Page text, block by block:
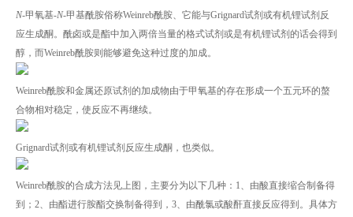
N-甲氧基-N-甲基酰胺俗称Weinreb酰胺、它能与Grignard试剂或有机锂试剂反
应生成酮。酰卤或是酯中加入两倍当量的格式试剂或是有机锂试剂的话会得到
醇，而Weinreb酰胺则能够避免这种过度的加成。
Weinreb酰胺和金属还原试剂的加成物由于甲氧基的存在形成一个五元环的螯
合物相对稳定，使反应不再继续。
Grignard试剂或有机锂试剂反应生成酮，也类似。
Weinreb酰胺的合成方法见上图，主要分为以下几种：1、由酸直接缩合制备得
到；2、由酯进行胺酯交换制备得到，3、由酰氯或酸酐直接反应得到。具体方